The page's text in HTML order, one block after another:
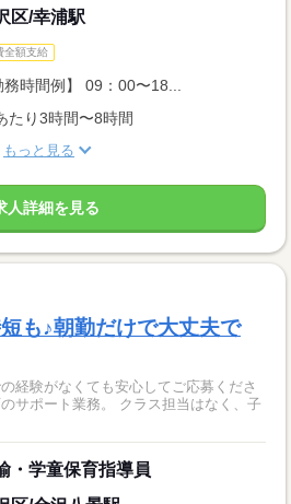
区/幸浦駅
全額支給
時間例】 09：00〜18...
たり3時間〜8時間
もっと見る
人詳細を見る
も♪朝勤だけで大丈夫で
経験がなくても安心してご応募くださ
・学童保育指導員